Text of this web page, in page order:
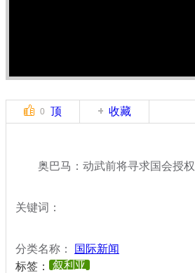
0 顶 收藏
奥巴马：动武前将寻求国会授权
关键词：
分类名称：
国际新闻
标签：
叙利亚